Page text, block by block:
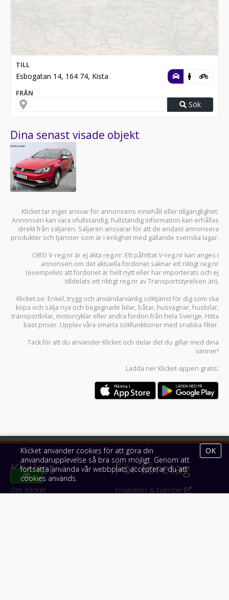
TILL
Esbogatan 14, 164 74, Kista
FRÅN
Sök
Dina senast visade objekt
Klicket tar inget ansvar för annonsens innehåll eller tillgänglighet.
Annonsen kan vara ofullständig. Fullständig information kan erhållas
direkt från säljaren. Säljaren ansvarar för att de endast annonsera
produkter och tjänster som är i enlighet med gällande svenska lagar.
OBS! V-reg.nr är ej äkta reg.nr. Ett påhittat V-reg.nr kan anges i
annonsen om det aktuella fordonet saknar ett riktigt reg.nr
(exempelvis att fordonet är helt nytt eller har importerats och ej
tilldelats ett riktigt reg.nr av Transportstyrelsen än).
Klicket.se: Enkel, trygg och användarvänlig söktjänst för dig som ska
köpa och sälja nya och begagnade bilar, båtar, husvagnar, husbilar,
transportbilar, motorcyklar eller andra fordon från hela Sverige. Hitta
bäst priser. Upplev våra smarta sökfunktioner med snabba filter.
Tack för att du använder Klicket och delar det du gillar med dina
vänner!
Ladda ner Klicket-appen gratis:
Klicket
Om Klicket
För företag
Produkter & tjänster
Klicket använder cookies för att göra din
användarupplevelse så bra som möjligt. Genom att
fortsätta använda vår webbplats accepterar du att
cookies används.
OK